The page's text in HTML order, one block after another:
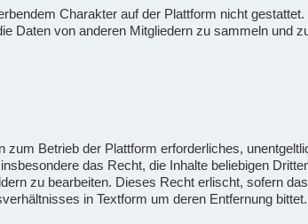
Charakter auf der Plattform nicht
Daten von anderen Mitgliedern zu sammeln und
Betrieb der Plattform erforderliches,
das Recht, die Inhalte beliebigen
zu bearbeiten. Dieses Recht erlischt, sofern
in Textform um deren Entfernung bittet.